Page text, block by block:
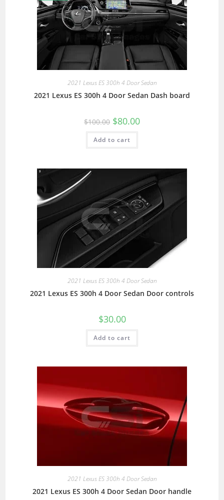
2021 Lexus ES 300h 4 Door Sedan
2021 Lexus ES 300h 4 Door Sedan Dash board
$100.00 $80.00
Add to cart
2021 Lexus ES 300h 4 Door Sedan
2021 Lexus ES 300h 4 Door Sedan Door controls
$30.00
Add to cart
2021 Lexus ES 300h 4 Door Sedan
2021 Lexus ES 300h 4 Door Sedan Door handle